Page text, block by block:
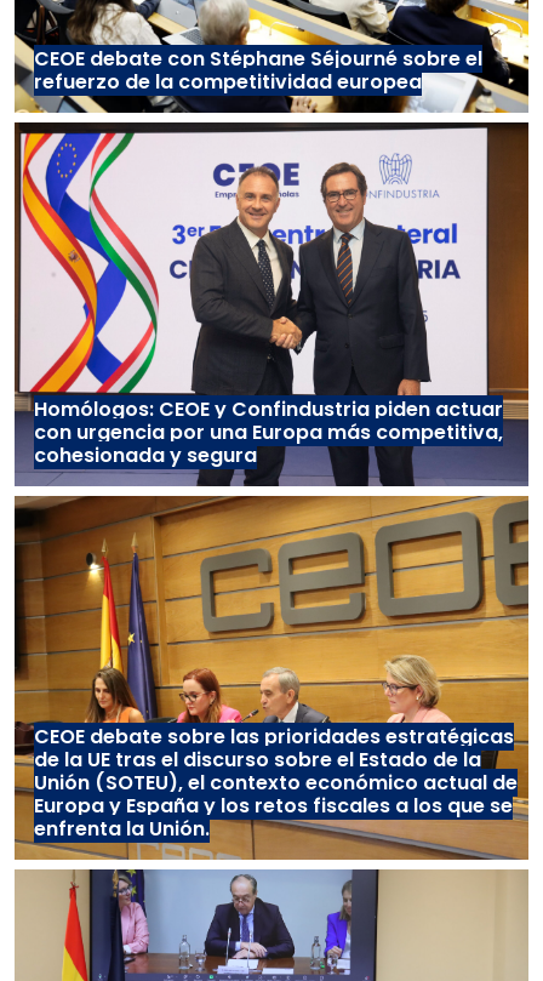
CEOE debate con Stéphane Séjourné sobre el
refuerzo de la competitividad europea
Homólogos: CEOE y Confindustria piden actuar
con urgencia por una Europa más competitiva,
cohesionada y segura
CEOE debate sobre las prioridades estratégicas
de la UE tras el discurso sobre el Estado de la
Unión (SOTEU), el contexto económico actual de
Europa y España y los retos fiscales a los que se
enfrenta la Unión.